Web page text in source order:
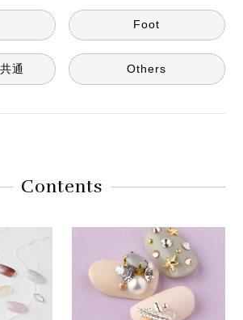
Foot
通 Others
Contents